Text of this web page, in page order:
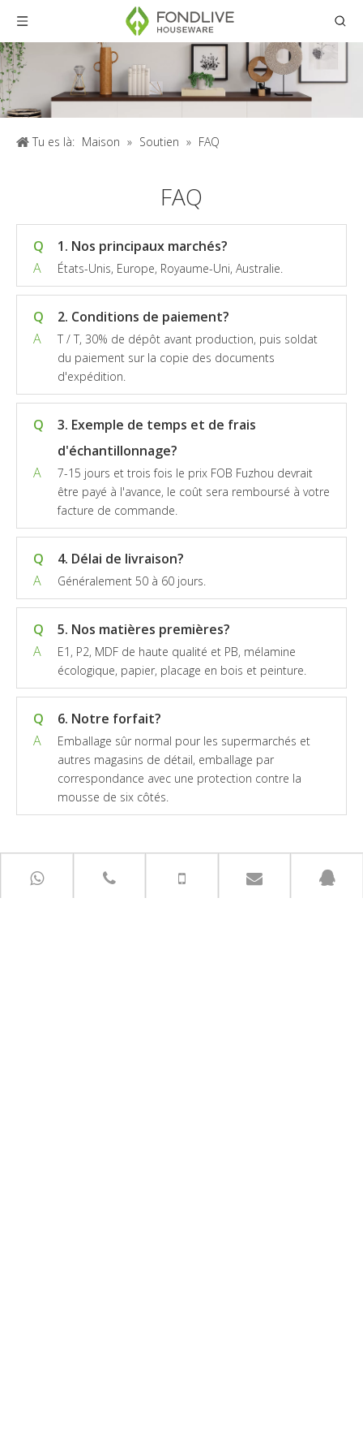
Tu es là: Maison » Soutien » FAQ
FAQ
Q
1. Nos principaux marchés?
A
États-Unis, Europe, Royaume-Uni, Australie.
Q
2. Conditions de paiement?
A
T / T, 30% de dépôt avant production, puis soldat
du paiement sur la copie des documents
d'expédition.
Q
3. Exemple de temps et de frais
d'échantillonnage?
A
7-15 jours et trois fois le prix FOB Fuzhou devrait
être payé à l'avance, le coût sera remboursé à votre
facture de commande.
Q
4. Délai de livraison?
A
Généralement 50 à 60 jours.
Q
5. Nos matières premières?
A
E1, P2, MDF de haute qualité et PB, mélamine
écologique, papier, placage en bois et peinture.
Q
6. Notre forfait?
A
Emballage sûr normal pour les supermarchés et
autres magasins de détail, emballage par
correspondance avec une protection contre la
mousse de six côtés.